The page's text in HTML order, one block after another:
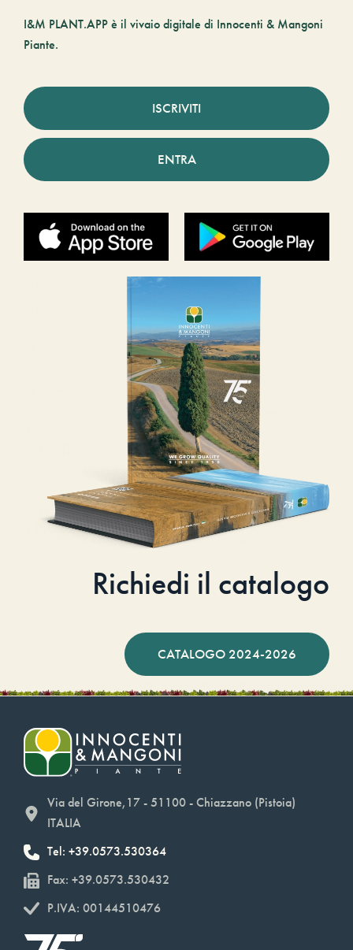
I&M PLANT.APP è il vivaio digitale di Innocenti & Mangoni
Piante.
ISCRIVITI
ENTRA
Richiedi il catalogo
CATALOGO 2024-2026
Via del Girone,17 - 51100 - Chiazzano (Pistoia)
ITALIA
Tel: +39.0573.530364
Fax: +39.0573.530432
P.IVA: 00144510476